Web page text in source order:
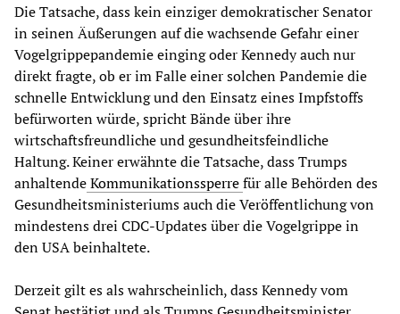
Die Tatsache, dass kein einziger demokratischer Senator
in seinen Äußerungen auf die wachsende Gefahr einer
Vogelgrippepandemie einging oder Kennedy auch nur
direkt fragte, ob er im Falle einer solchen Pandemie die
schnelle Entwicklung und den Einsatz eines Impfstoffs
befürworten würde, spricht Bände über ihre
wirtschaftsfreundliche und gesundheitsfeindliche
Haltung. Keiner erwähnte die Tatsache, dass Trumps
anhaltendeKommunikationssperrefür alle Behörden des
Gesundheitsministeriums auch die Veröffentlichung von
mindestens drei CDC-Updates über die Vogelgrippe in
den USA beinhaltete.
Derzeit gilt es als wahrscheinlich, dass Kennedy vom